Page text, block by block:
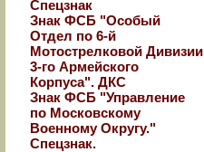
Спецзнак
Знак ФСБ "Особый
Отдел по 6-й
Мотострелковой Дивизии
3-го Армейского
Корпуса". ДКС
Знак ФСБ "Управление
по Московскому
Военному Округу."
Спецзнак.